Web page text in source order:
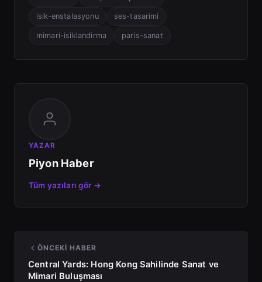
isik-enstalasyonu ses-tasarimi
mimari-isiklandirma paris-sanat
YAZAR
Piyon Haber
Tüm yazıları gör →
ÖNCEKI HABER
Central Yards: Hong Kong Sahilinde Sanat ve
Mimari Buluşması